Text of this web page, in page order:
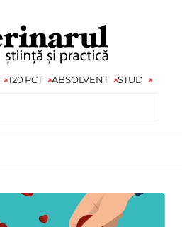
120 PCT ABSOLVENT STUD